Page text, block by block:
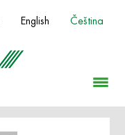
Čeština
English